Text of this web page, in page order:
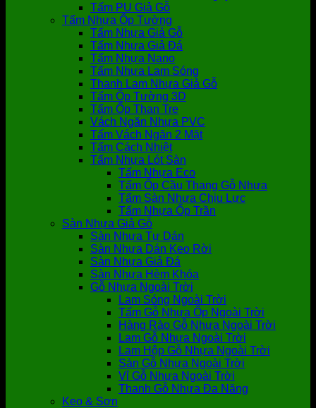
Tấm PU Giả Gỗ
Tấm Nhựa Ốp Tường
Tấm Nhựa Giả Gỗ
Tấm Nhựa Giả Đá
Tấm Nhựa Nano
Tấm Nhựa Lam Sóng
Thanh Lam Nhựa Giả Gỗ
Tấm Ốp Tường 3D
Tấm Ốp Than Tre
Vách Ngăn Nhựa PVC
Tấm Vách Ngăn 2 Mặt
Tấm Cách Nhiệt
Tấm Nhựa Lót Sàn
Tấm Nhựa Eco
Tấm Ốp Cầu Thang Gỗ Nhựa
Tấm Sàn Nhựa Chịu Lực
Tấm Nhựa Ốp Trần
Sàn Nhựa Giả Gỗ
Sàn Nhựa Tự Dán
Sàn Nhựa Dán Keo Rời
Sàn Nhựa Giả Đá
Sàn Nhựa Hèm Khóa
Gỗ Nhựa Ngoài Trời
Lam Sóng Ngoài Trời
Tấm Gỗ Nhựa Ốp Ngoài Trời
Hàng Rào Gỗ Nhựa Ngoài Trời
Lam Gỗ Nhựa Ngoài Trời
Lam Hộp Gỗ Nhựa Ngoài Trời
Sàn Gỗ Nhựa Ngoài Trời
Vỉ Gỗ Nhựa Ngoài Trời
Thanh Gỗ Nhựa Đa Năng
Keo & Sơn